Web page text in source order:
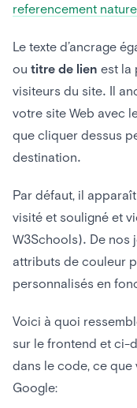
referencement
Le texte d’ancrage
ou titre de lien est la
visiteurs du site. Il
votre site Web avec
que cliquer dessus
destination.
Par défaut, il
visité et souligné et
W3Schools). De nos
attributs de couleur
personnalisés en
Voici à quoi
sur le frontend et ci-
dans le code, ce que
Google: